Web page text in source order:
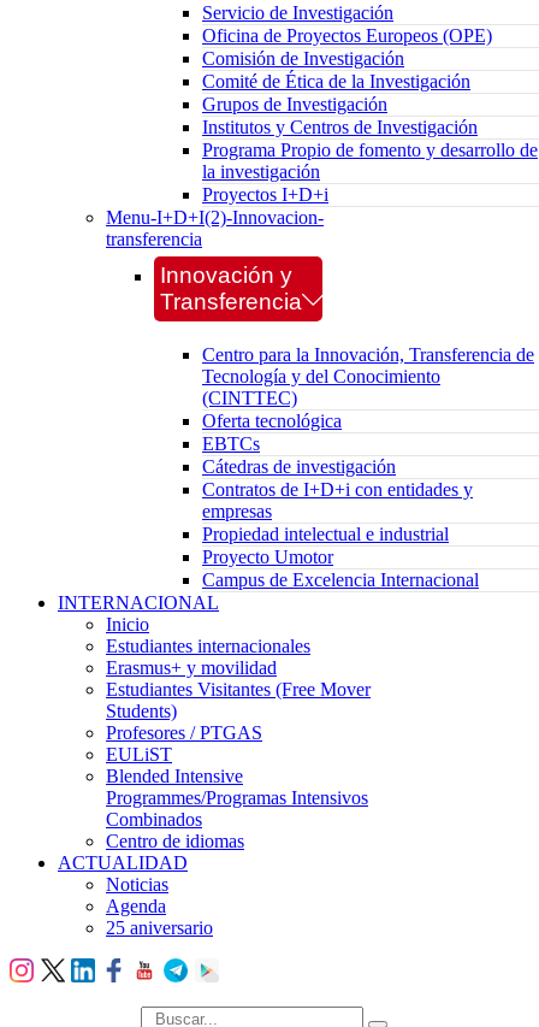
Servicio de Investigación
Oficina de Proyectos Europeos (OPE)
Comisión de Investigación
Comité de Ética de la Investigación
Grupos de Investigación
Institutos y Centros de Investigación
Programa Propio de fomento y desarrollo de
la investigación
Proyectos I+D+i
Menu-I+D+I(2)-Innovacion-
transferencia
Innovación y
Transferencia
Centro para la Innovación, Transferencia de
Tecnología y del Conocimiento
(CINTTEC)
Oferta tecnológica
EBTCs
Cátedras de investigación
Contratos de I+D+i con entidades y
empresas
Propiedad intelectual e industrial
Proyecto Umotor
Campus de Excelencia Internacional
INTERNACIONAL
Inicio
Estudiantes internacionales
Erasmus+ y movilidad
Estudiantes Visitantes (Free Mover
Students)
Profesores / PTGAS
EULiST
Blended Intensive
Programmes/Programas Intensivos
Combinados
Centro de idiomas
ACTUALIDAD
Noticias
Agenda
25 aniversario
búsqueda